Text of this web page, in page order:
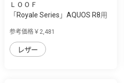
ＬＯＯＦ
「Royale Series」AQUOS R8用
参考価格￥2,481
レザー